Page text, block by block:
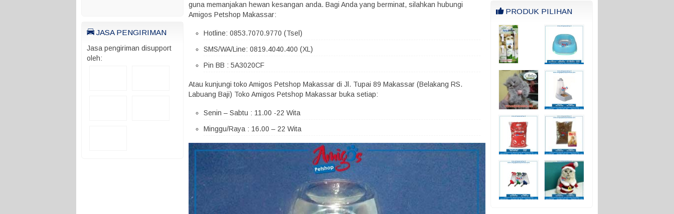
JASA PENGIRIMAN
Jasa pengiriman disupport
oleh:
guna memanjakan hewan kesangan anda. Bagi Anda yang berminat, silahkan hubungi
Amigos Petshop Makassar:
Hotline: 0853.7070.9770 (Tsel)
SMS/WA/Line: 0819.4040.400 (XL)
Pin BB : 5A3020CF
Atau kunjungi toko Amigos Petshop Makassar di Jl. Tupai 89 Makassar (Belakang RS.
Labuang Baji) Toko Amigos Petshop Makassar buka setiap:
Senin – Sabtu : 11.00 -22 Wita
Minggu/Raya : 16.00 – 22 Wita
PRODUK PILIHAN